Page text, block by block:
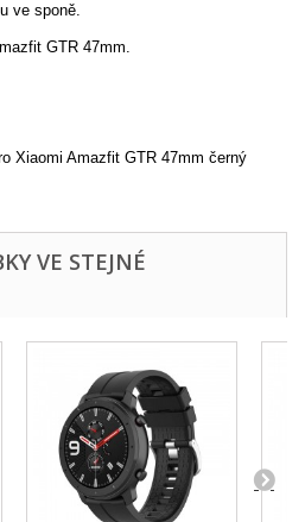
ve sponě.
GTR 47mm.
Xiaomi Amazfit GTR 47mm černý
VE STEJNÉ